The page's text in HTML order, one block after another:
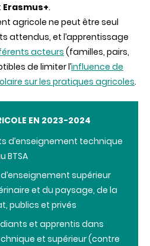
Erasmus+.
agricole ne peut être seul
attendus, et l’apprentissage
acteurs (familles, pairs,
de limiter l’influence de
sur les pratiques agricoles.
EN 2023-2024
d’enseignement technique
BTSA
supérieur
et du paysage, de la
publics et privés
et apprentis dans
et supérieur (contre